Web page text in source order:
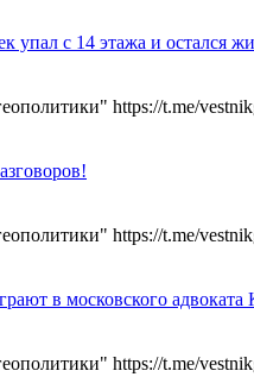
упал с 14 этажа и остался
https://t.me/
https://t.me/
в московского адвоката
https://t.me/